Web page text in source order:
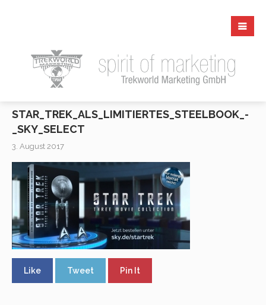
STAR_TREK_ALS_LIMITIERTES_STEELBOOK_-
_SKY_SELECT
3. August 2017
Like Tweet Pin It